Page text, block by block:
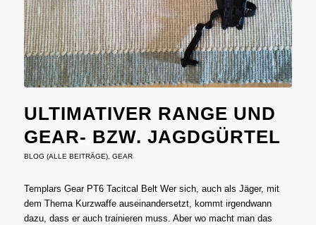
ULTIMATIVER RANGE UND
GEAR- BZW. JAGDGÜRTEL
BLOG (ALLE BEITRÄGE), GEAR
Templars Gear PT6 Tacitcal Belt Wer sich, auch als Jäger, mit
dem Thema Kurzwaffe auseinandersetzt, kommt irgendwann
dazu, dass er auch trainieren muss. Aber wo macht man das